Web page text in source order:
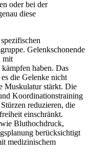
oder bei der
diese
Gelenkschonende
mit
haben. Das
die Gelenke nicht
Muskulatur stärkt. Die
Koordinationstraining
reduzieren, die
einschränkt.
Bluthochdruck,
berücksichtigt
medizinischem